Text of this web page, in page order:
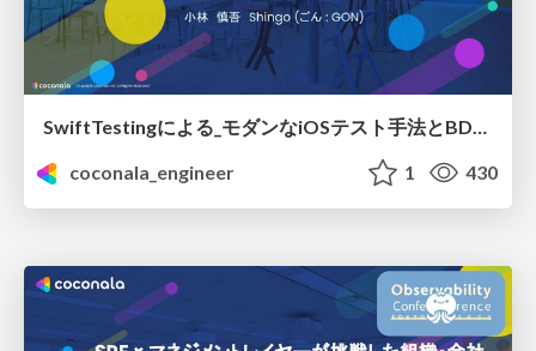
coconala_engineer
1 430